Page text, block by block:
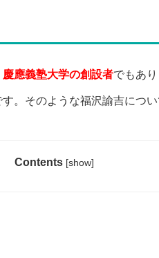
慶應義塾大学の創設者でもあ
。そのような福沢諭吉につ
Contents [show]